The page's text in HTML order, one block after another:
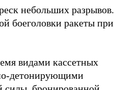
небольших разрывов.
боеголовки ракеты при
видами кассетных
детонирующими